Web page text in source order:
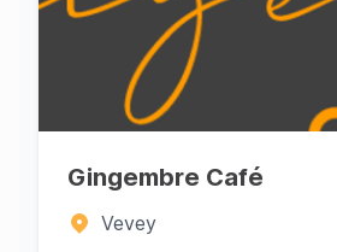
Gingembre Café
Vevey